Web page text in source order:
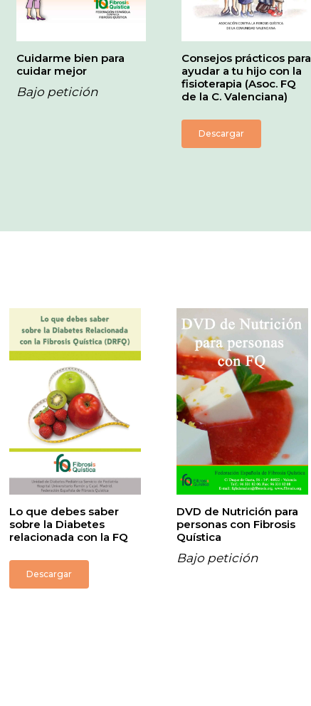
Cuidarme bien para
cuidar mejor
Bajo petición
Consejos prácticos para
ayudar a tu hijo con la
fisioterapia (Asoc. FQ
de la C. Valenciana)
Descargar
Lo que debes saber
sobre la Diabetes
relacionada con la FQ
Descargar
DVD de Nutrición para
personas con Fibrosis
Quística
Bajo petición